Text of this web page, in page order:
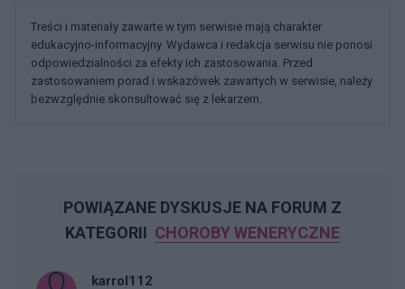
Treści i materiały zawarte w tym serwisie mają charakter
edukacyjno-informacyjny. Wydawca i redakcja serwisu nie ponosi
odpowiedzialności za efekty ich zastosowania. Przed
zastosowaniem porad i wskazówek zawartych w serwisie, należy
bezwzględnie skonsultować się z lekarzem.
POWIĄZANE DYSKUSJE NA FORUM Z
KATEGORII CHOROBY WENERYCZNE
karrol112